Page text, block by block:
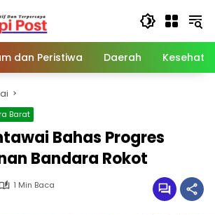
dan Peristiwa Daerah
Barat
Bahas Progres
Bandara Rokot
1 Min Baca